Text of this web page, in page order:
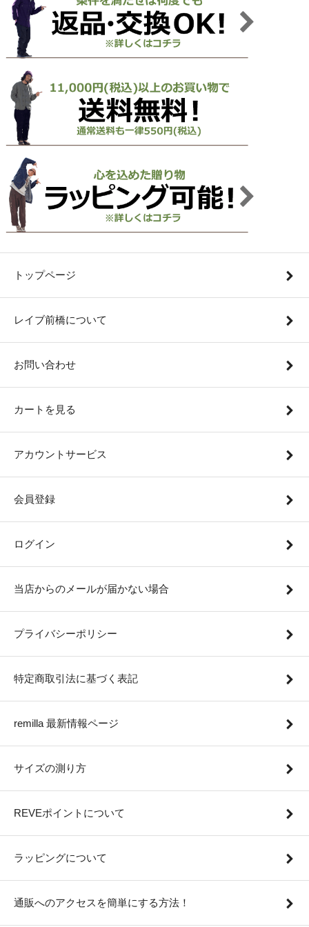
トップページ
レイブ前橋について
お問い合わせ
カートを見る
アカウントサービス
会員登録
ログイン
当店からのメールが届かない場合
プライバシーポリシー
特定商取引法に基づく表記
remilla 最新情報ページ
サイズの測り方
REVEポイントについて
ラッピングについて
通販へのアクセスを簡単にする方法！